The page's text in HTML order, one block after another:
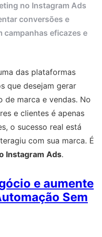
no Instagram Ads
conversões e
campanhas eficazes e
das plataformas
que desejam gerar
de marca e vendas. No
e clientes é apenas
o sucesso real está
com sua marca. É
Instagram Ads.
e aumente
Sem